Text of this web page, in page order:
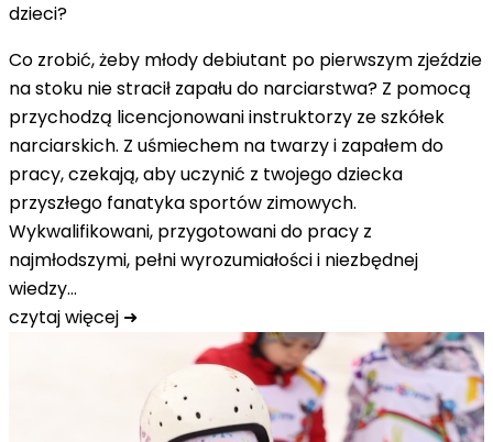
dzieci?
Co zrobić, żeby młody debiutant po pierwszym zjeździe
na stoku nie stracił zapału do narciarstwa? Z pomocą
przychodzą licencjonowani instruktorzy ze szkółek
narciarskich. Z uśmiechem na twarzy i zapałem do
pracy, czekają, aby uczynić z twojego dziecka
przyszłego fanatyka sportów zimowych.
Wykwalifikowani, przygotowani do pracy z
najmłodszymi, pełni wyrozumiałości i niezbędnej
wiedzy…
czytaj więcej ➜